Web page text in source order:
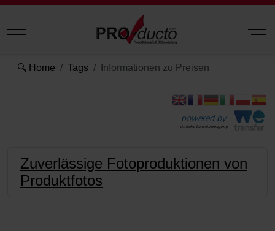
Mobile Menu Toggle Off-
🔍 Home Tags Informationen zu Preisen
powered by:
einfache Datenübertragung
Zuverlässige Fotoproduktionen von
Produktfotos